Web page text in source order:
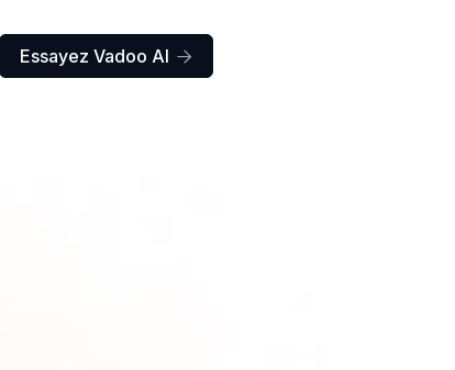
Essayez Vadoo AI 